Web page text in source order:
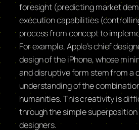
foresight (predicting market
execution capabilities
process from concept to
For example, Apple’s chief
design of the iPhone, whose
and disruptive form stem from a
understanding of the
humanities. This creativity is
through the simple
designers.